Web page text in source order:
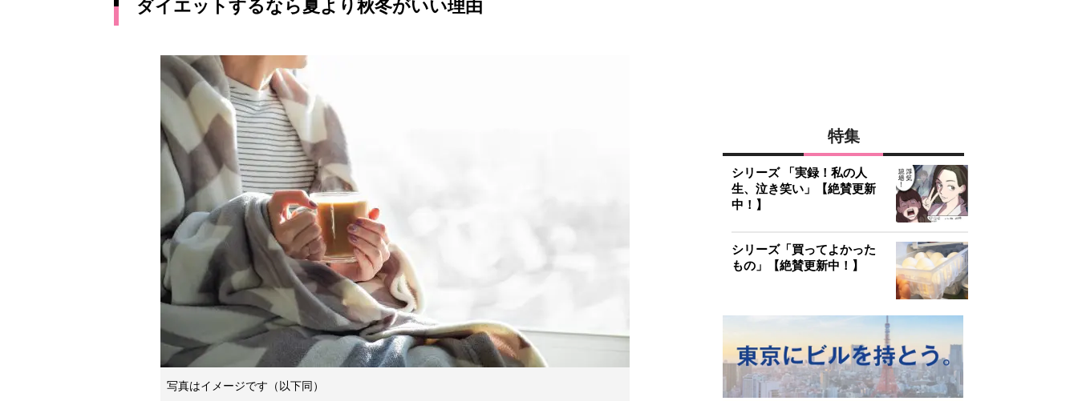
ダイエットするなら夏より秋冬がいい理由
写真はイメージです（以下同）
特集
シリーズ 「実録！私の人
生、泣き笑い」【絶賛更新
中！】
シリーズ「買ってよかった
もの」【絶賛更新中！】